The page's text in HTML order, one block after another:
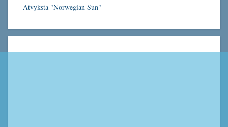
Atvyksta "Norwegian Sun"